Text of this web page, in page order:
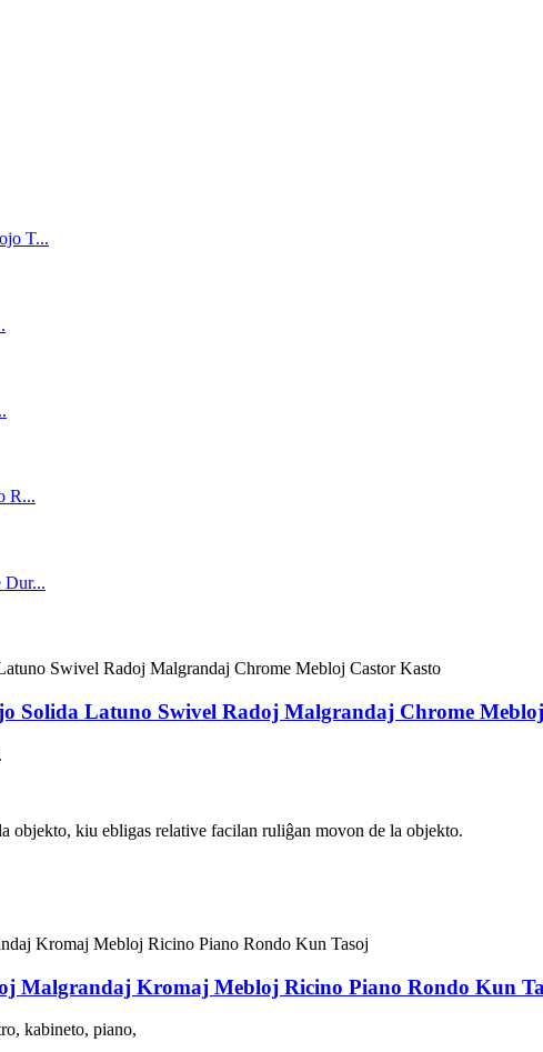
Solida Latuno Swivel Radoj Malgrandaj Chrome
objekto, kiu ebligas relative facilan ruliĝan movon de la objekto.
Malgrandaj Kromaj Mebloj Ricino Piano Rondo Kun
kabineto, piano,